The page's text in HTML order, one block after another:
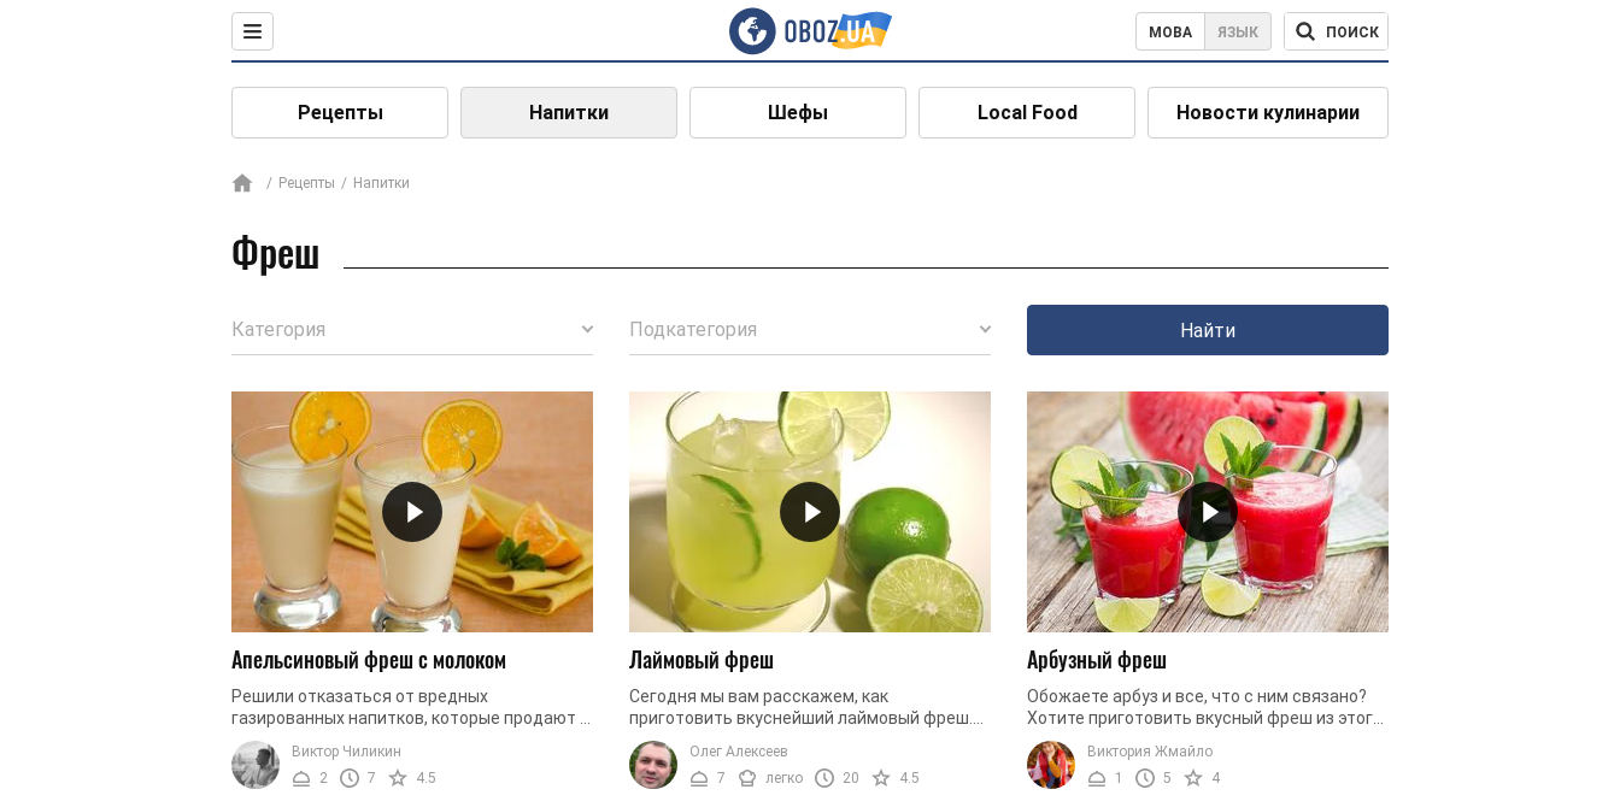
МОВА ЯЗЫК ПОИСК
Рецепты Напитки Шефы Local Food Новости кулинарии
Рецепты Напитки
Фреш
Категория Подкатегория Найти
Апельсиновый фреш с молоком
Решили отказаться от вредных
газированных напитков, которые продают в
магазинах? Хотите употреблять только
полезные, но при этом вкусные и ароматные
...
Виктор Чиликин
2
7 4.5
Лаймовый фреш
Сегодня мы вам расскажем, как
приготовить вкуснейший лаймовый фреш.
Такой напиток будет прекрасно смаковать
в жаркие дни, ведь он содержит сок лайма,
...
Олег Алексеев
7
легко 20 4.5
Арбузный фреш
Обожаете арбуз и все, что с ним связано?
Хотите приготовить вкусный фреш из этого
фрукта? Тогда внимательно следите за
нашим описанием, повторяйте ...
Виктория Жмайло
1
5 4